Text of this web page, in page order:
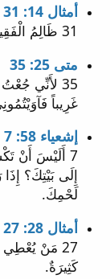
أمثال 14: 31
31 ظَالِمُ الْفَقِيرِ يُعَيِّرُ خَالِقَهُ وَيُمَجِّدُهُ رَاحِمُ الْمِسْكِينِ.
متى 25: 35
35 لأَنِّي
غَرِيباً
إشعياء 58: 7
7 أَلَيْسَ أَنْ
إِلَى بَيْتِكَ؟
لَحْمِكَ.
أمثال 28: 27
27 مَنْ
كَثِيرَةٌ.